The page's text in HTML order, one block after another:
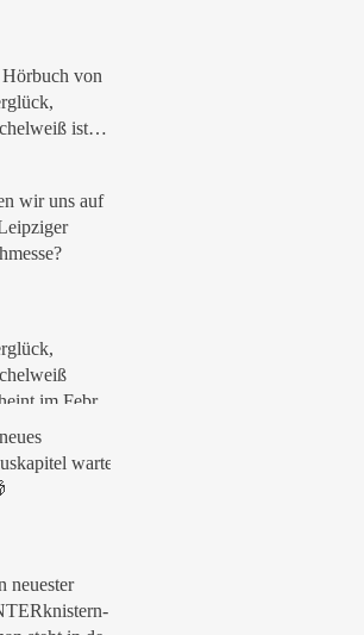
von
ist
wir uns auf
im Februar
wartet!
neuester